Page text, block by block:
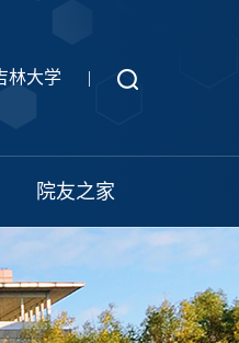
林大学 |
院友之家